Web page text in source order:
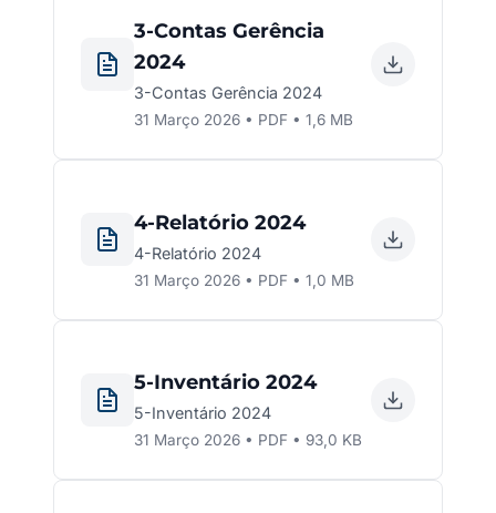
3-Contas Gerência
2024
3-Contas Gerência 2024
31 Março 2026 • PDF • 1,6 MB
4-Relatório 2024
4-Relatório 2024
31 Março 2026 • PDF • 1,0 MB
5-Inventário 2024
5-Inventário 2024
31 Março 2026 • PDF • 93,0 KB